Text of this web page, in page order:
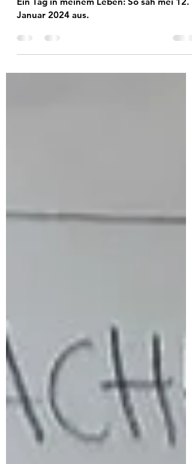
12 von 12 im Januar 2024
Januar 2024 aus.